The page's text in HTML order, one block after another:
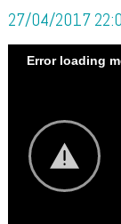
27/04/2017
Error loading